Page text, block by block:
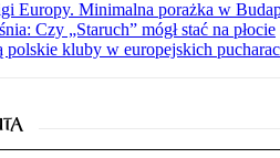
Europy. Minimalna porażka w
Czy „Staruch” mógł stać na płocie
polskie kluby w europejskich